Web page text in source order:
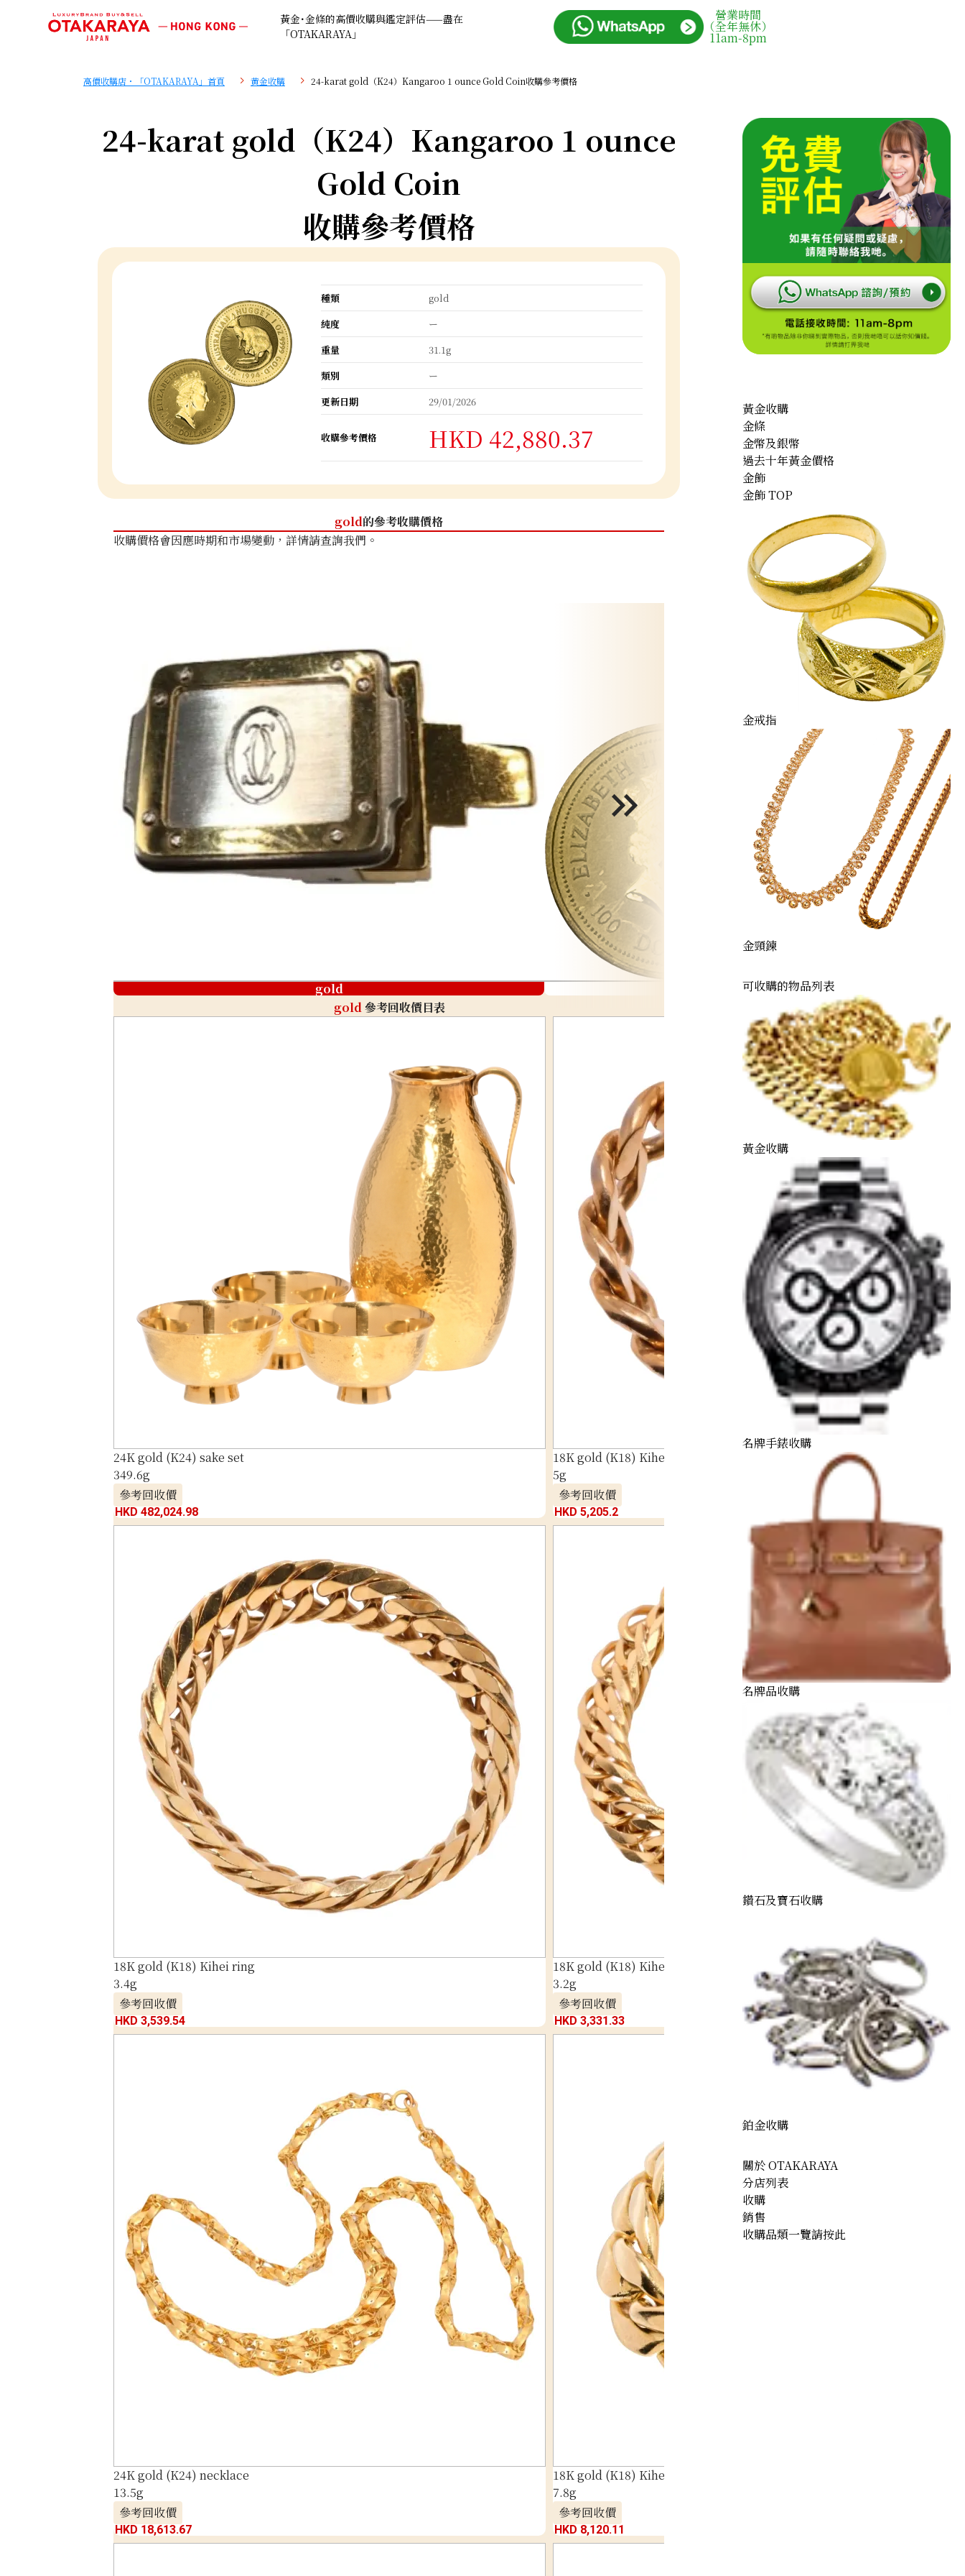
黃金･金條的高價收購與鑑定評估——盡在
「OTAKARAYA」
營業時間
（全年無休）
11am-8pm
高價收購店・「OTAKARAYA」首頁 黄金收購 24-karat gold（K24）Kangaroo 1 ounce Gold Coin收購參考價格
24-karat gold（K24）Kangaroo 1 ounce
Gold Coin
收購參考價格
種類
gold
純度
ー
重量
31.1g
類別
ー
更新日期
29/01/2026
收購參考價格 HKD 42,880.37
gold的參考收購價格
收購價格會因應時期和市場變動，詳情請查詢我們。
gold
kangaroo-kinka
gold參考回收價目表
24K gold (K24) sake set
349.6g
參考回收價
HKD 482,024.98
18K gold (K18) Kihei ring
5g
參考回收價
HKD 5,205.2
18K gold (K18) Kihei ring
3.4g
參考回收價
HKD 3,539.54
18K gold (K18) Kihei ring
3.2g
參考回收價
HKD 3,331.33
24K gold (K24) necklace
13.5g
參考回收價
HKD 18,613.67
18K gold (K18) Kihei ring
7.8g
參考回收價
HKD 8,120.11
黃金收購
金條
金幣及銀幣
過去十年黃金價格
金飾
金飾 TOP
金戒指
金頸鍊
可收購的物品列表
黃金收購
名牌手錶收購
名牌品收購
鑽石及寶石收購
鉑金收購
關於 OTAKARAYA
分店列表
收購
銷售
收購品類一覽請按此